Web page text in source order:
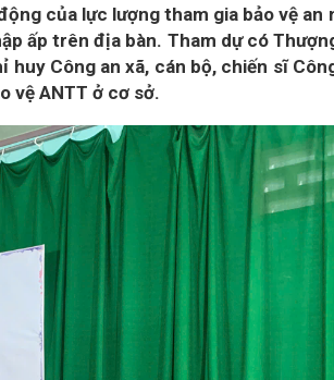
của lực lượng tham gia bảo vệ
ấp trên địa bàn. Tham dự có
Công an xã, cán bộ, chiến sĩ
vệ ANTT ở cơ sở.